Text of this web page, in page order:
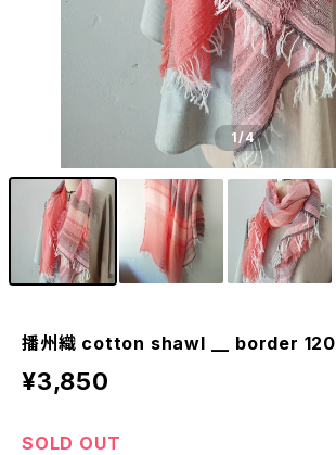
1/4
播州織 cotton shawl __ border 120
¥3,850
SOLD OUT